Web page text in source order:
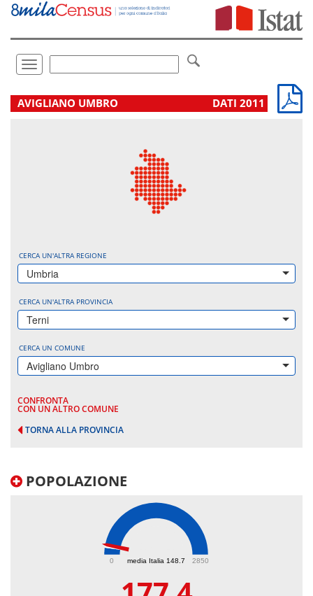
Vai
direttamente
Toggle
navigation
.
AVIGLIANO UMBRO DATI 2011
CERCA UN'ALTRA REGIONE
Umbria
CERCA UN'ALTRA PROVINCIA
Terni
CERCA UN COMUNE
Avigliano Umbro
CONFRONTA
CON UN ALTRO COMUNE
TORNA ALLA PROVINCIA
POPOLAZIONE
media Italia 148.7
0 2850